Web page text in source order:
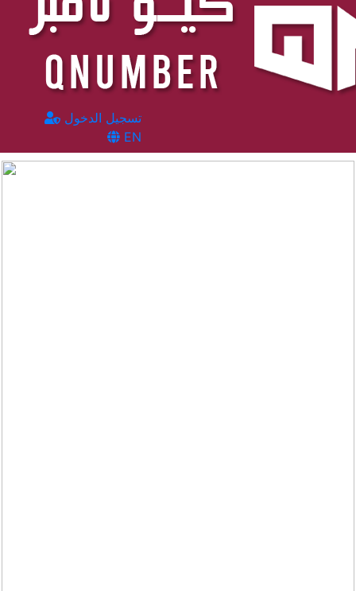
تسجيل الدخول
EN